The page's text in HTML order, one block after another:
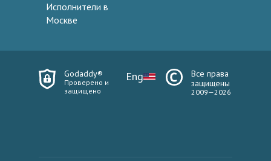
Исполнители в
Москве
Godaddy®
Проверено и
защищено
Eng
Все права
защищены
2009—2026